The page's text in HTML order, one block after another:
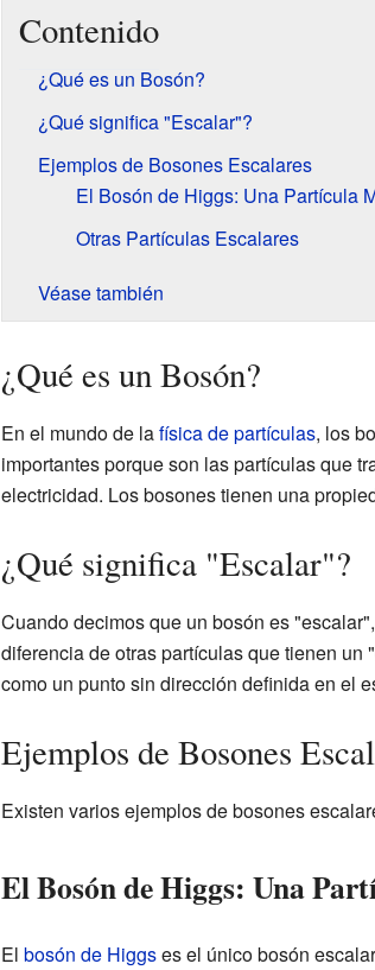
Contenido
¿Qué es un Bosón?
¿Qué significa "Escalar"?
Ejemplos de Bosones Escalares
El Bosón de Higgs: Una Partícula
Otras Partículas Escalares
Véase también
¿Qué es un Bosón?
En el mundo de lafísica de partículas, los
importantes porque son las partículas que
electricidad. Los bosones tienen una
¿Qué significa "Escalar"?
Cuando decimos que un bosón es
diferencia de otras partículas que tienen
como un punto sin dirección definida en el
Ejemplos de Bosones
Existen varios ejemplos de bosones
El Bosón de Higgs: Una
El bosón de Higgses el único bosón